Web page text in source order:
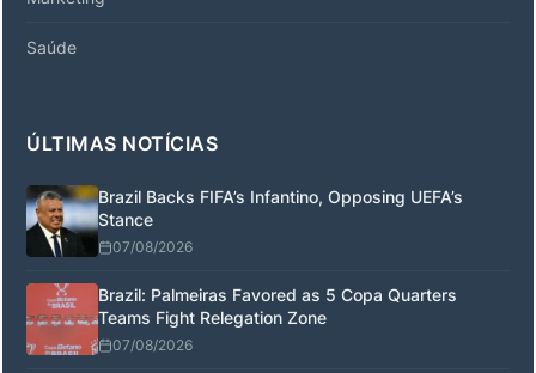
Saúde
ÚLTIMAS NOTÍCIAS
Brazil Backs FIFA’s Infantino, Opposing UEFA’s
Stance
07/08/2026
Brazil: Palmeiras Favored as 5 Copa Quarters
Teams Fight Relegation Zone
07/08/2026